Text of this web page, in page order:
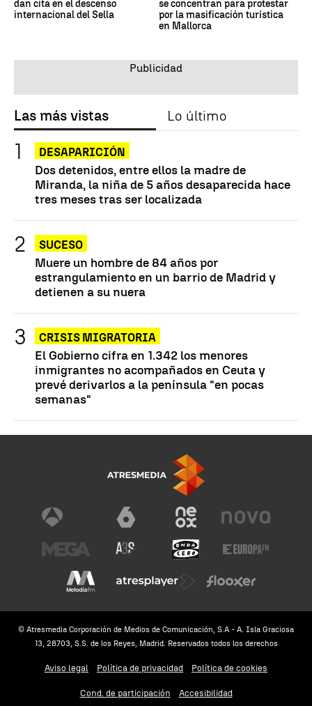
dan cita en el descenso
internacional del Sella
se concentran para protestar
por la masificación turística
en Mallorca
Las más vistas Lo último
DESAPARICIÓN
Dos detenidos, entre ellos la madre de
Miranda, la niña de 5 años desaparecida hace
tres meses tras ser localizada
SUCESO
Muere un hombre de 84 años por
estrangulamiento en un barrio de Madrid y
detienen a su nuera
CRISIS MIGRATORIA
El Gobierno cifra en 1.342 los menores
inmigrantes no acompañados en Ceuta y
prevé derivarlos a la península "en pocas
semanas"
© Atresmedia Corporación de Medios de Comunicación, S.A - A. Isla Graciosa
13, 28703, S.S. de los Reyes, Madrid. Reservados todos los derechos
Aviso legal Política de privacidad Política de cookies
Cond. de participación Accesibilidad